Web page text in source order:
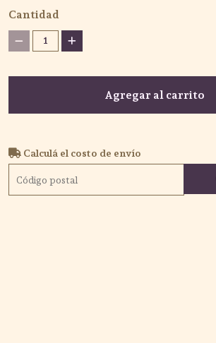
Cantidad
1
Agregar al carrito
Calculá el costo de envío